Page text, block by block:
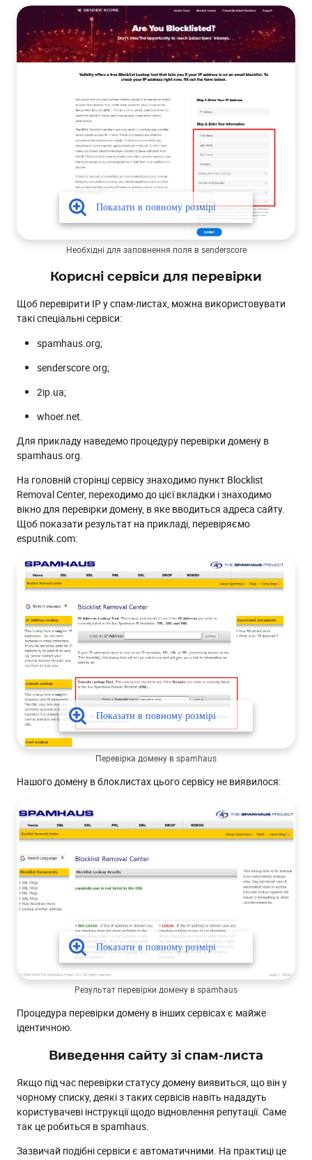
Необхідні для заповнення поля в senderscore
Корисні сервіси для перевірки
Щоб перевірити IP у спам-листах, можна використовувати
такі спеціальні сервіси:
spamhaus.org;
senderscore.org;
2ip.ua;
whoer.net.
Для прикладу наведемо процедуру перевірки домену в
spamhaus.org.
На головній сторінці сервісу знаходимо пункт Blocklist
Removal Center, переходимо до цієї вкладки і знаходимо
вікно для перевірки домену, в яке вводиться адреса сайту.
Щоб показати результат на прикладі, перевіряємо
esputnik.com:
Перевірка домену в spamhaus
Нашого домену в блоклистах цього сервісу не виявилося:
Результат перевірки домену в spamhaus
Процедура перевірки домену в інших сервісах є майже
ідентичною.
Виведення сайту зі спам-листа
Якщо під час перевірки статусу домену виявиться, що він у
чорному списку, деякі з таких сервісів навіть нададуть
користувачеві інструкції щодо відновлення репутації. Саме
так це робиться в spamhaus.
Зазвичай подібні сервіси є автоматичними. На практиці це